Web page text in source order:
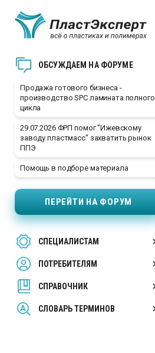
ОБСУЖДАЕМ НА ФОРУМЕ
Продажа готового бизнеса -
производство SPC ламината полного
цикла
29.07.2026 ФРП помог "Ижевскому
заводу пластмасс" захватить рынок
ППЭ
Помощь в подборе материала
ПЕРЕЙТИ НА ФОРУМ
СПЕЦИАЛИСТАМ
ПОТРЕБИТЕЛЯМ
СПРАВОЧНИК
СЛОВАРЬ ТЕРМИНОВ